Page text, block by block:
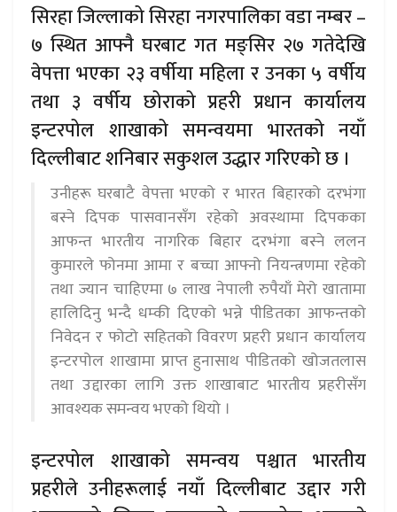
सिरहा जिल्लाको सिरहा नगरपालिका वडा नम्बर –
७ स्थित आफ्नै घरबाट गत मङ्सिर २७ गतेदेखि
वेपत्ता भएका २३ वर्षीया महिला र उनका ५ वर्षीय
तथा ३ वर्षीय छोराको प्रहरी प्रधान कार्यालय
इन्टरपोल शाखाको समन्वयमा भारतको नयाँ
दिल्लीबाट शनिबार सकुशल उद्धार गरिएको छ ।
उनीहरू घरबाटै वेपत्ता भएको र भारत बिहारको दरभंगा
बस्ने दिपक पासवानसँग रहेको अवस्थामा दिपकका
आफन्त भारतीय नागरिक बिहार दरभंगा बस्ने ललन
कुमारले फोनमा आमा र बच्चा आफ्नो नियन्त्रणमा रहेको
तथा ज्यान चाहिएमा ७ लाख नेपाली रुपैयाँ मेरो खातामा
हालिदिनु भन्दै धम्की दिएको भन्ने पीडितका आफन्तको
निवेदन र फोटो सहितको विवरण प्रहरी प्रधान कार्यालय
इन्टरपोल शाखामा प्राप्त हुनासाथ पीडितको खोजतलास
तथा उद्दारका लागि उक्त शाखाबाट भारतीय प्रहरीसँग
आवश्यक समन्वय भएको थियो ।
इन्टरपोल शाखाको समन्वय पश्चात भारतीय
प्रहरीले उनीहरूलाई नयाँ दिल्लीबाट उद्दार गरी